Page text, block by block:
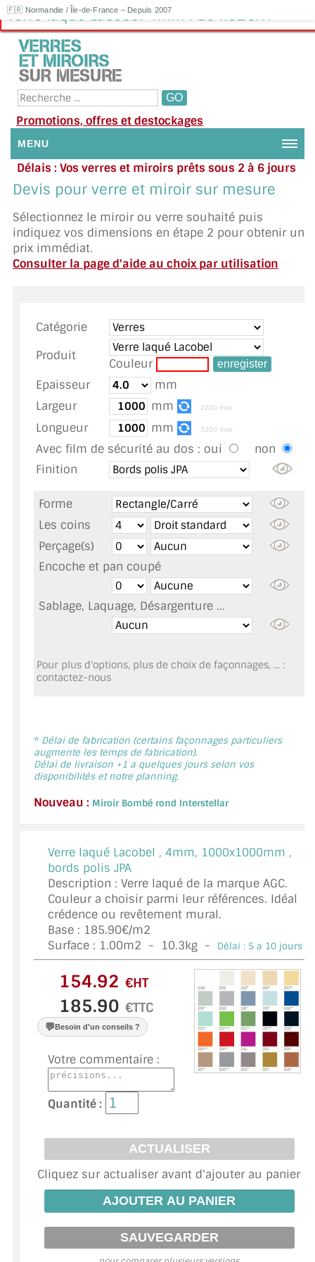
🇫🇷 Normandie / Île-de-France – Depuis 2007
Verre laqué Lacobel 4mm : 154.92€HT
Promotions, offres et destockages
MENU
NOUS CONTACTER
DEMANDE DE DEVIS
SUIVI DE DEVIS
TOUS LES TARIFS AU M2
GUIDE : CHOIX PAR UTILISATION
INSPIRATIONS ET NOUVEAUTÉS
AMBIANCE LAITON BROSSÉ
MIROIRS VIEILLIS AMBIANCE BRASSERIE
MIROIR DÉCORATIF DE COULEUR
LOTS DE MIROIRS EN MOZAÏQUE
MIROIR POUR PORTE
MIROIR PAROI DE DOUCHE
MIROIR POUR SALLE DE DANSE
MIROIR ENCADRÉ
MIROIR TV
VERRE EXTRACLAIR
VERRE TREMPÉ (SÉCURIT)
PAROI DE DOUCHE
VERRE FEUILLETÉ
VERRE ANTI-REFLET
VERRE LAQUÉ/CRÉDENCE
DALLE DE SOL EN VERRE
PORTE EN VERRE
GARDE CORPS EN VERRE
VERRIÈRE TYPE ATELIER
VERRES TEXTURÉS
PLEXIGLAS PMMA
Délais : Vos verres et miroirs prêts sous 2 à 6 jours
en moyenne
Besoin d'aide ?
Appelez ou envoyez un SMS au 06 79 92 33 38
Devis pour verre et miroir sur mesure
Sélectionnez le miroir ou verre souhaité puis
indiquez vos dimensions en étape 2 pour obtenir un
prix immédiat.
Consulter la page d'aide au choix par utilisation
Catégorie
Produit
Couleur
Epaisseur
mm
Largeur
mm 2200 max
Longueur mm 3200 max
Avec film de sécurité au dos : oui
non
Finition
Forme
Les coins
Perçage(s)
Encoche et pan coupé
Sablage, Laquage, Désargenture ...
Pour plus d'options, plus de choix de façonnages, ... :
contactez-nous
* Délai de fabrication (certains façonnages particuliers
augmente les temps de fabrication).
Délai de livraison +1 a quelques jours selon vos
disponibilités et notre planning.
Nouveau : Miroir Bombé rond Interstellar
Verre laqué Lacobel , 4mm, 1000x1000mm ,
bords polis JPA
Description : Verre laqué de la marque AGC.
Couleur a choisir parmi leur références. Idéal
crédence ou revêtement mural.
Base : 185.90€/m2
Surface : 1.00m2 - 10.3kg - Délai : 5 a 10 jours *
€HT
€TTC
💬Besoin d'un conseils ?
Votre commentaire :
Quantité :
Cliquez sur actualiser avant d'ajouter au panier